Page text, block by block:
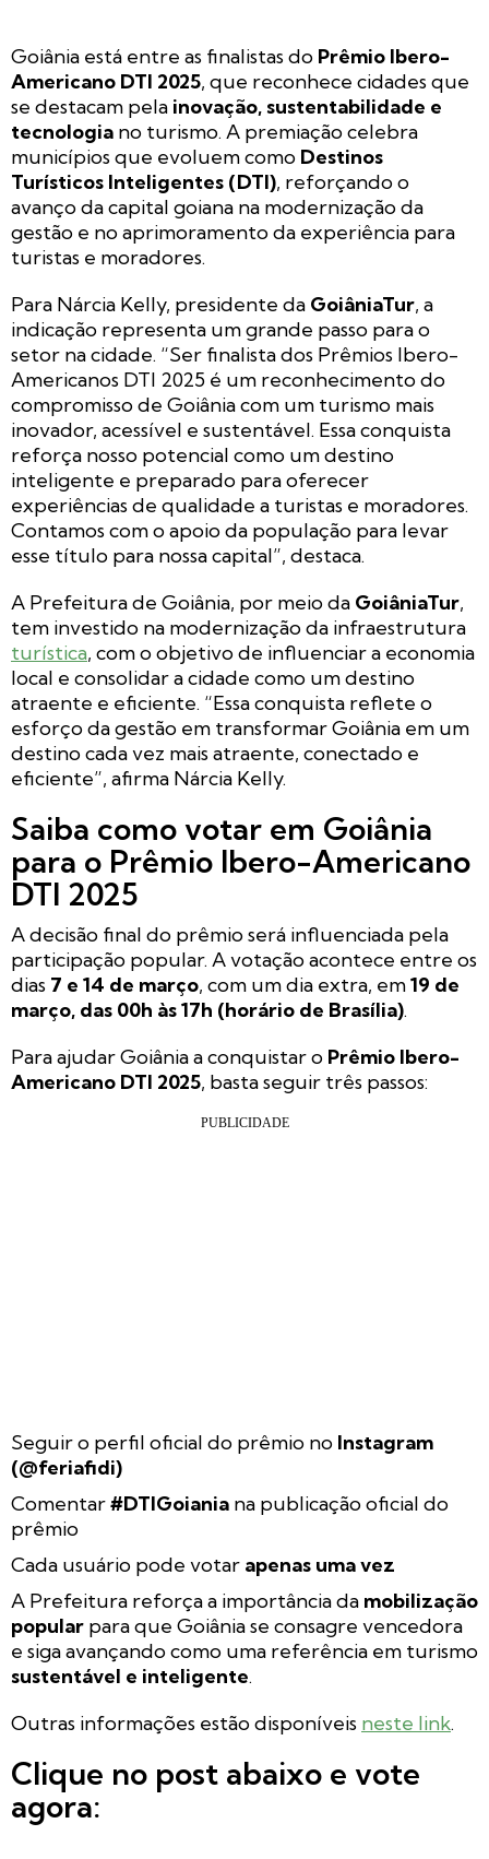
Goiânia está entre as finalistas do Prêmio Ibero-
Americano DTI 2025, que reconhece cidades que
se destacam pela inovação, sustentabilidade e
tecnologia no turismo. A premiação celebra
municípios que evoluem como Destinos
Turísticos Inteligentes (DTI), reforçando o
avanço da capital goiana na modernização da
gestão e no aprimoramento da experiência para
turistas e moradores.
Para Nárcia Kelly, presidente da GoiâniaTur, a
indicação representa um grande passo para o
setor na cidade. “Ser finalista dos Prêmios Ibero-
Americanos DTI 2025 é um reconhecimento do
compromisso de Goiânia com um turismo mais
inovador, acessível e sustentável. Essa conquista
reforça nosso potencial como um destino
inteligente e preparado para oferecer
experiências de qualidade a turistas e moradores.
Contamos com o apoio da população para levar
esse título para nossa capital”, destaca.
A Prefeitura de Goiânia, por meio da GoiâniaTur,
tem investido na modernização da infraestrutura
turística, com o objetivo de influenciar a economia
local e consolidar a cidade como um destino
atraente e eficiente. “Essa conquista reflete o
esforço da gestão em transformar Goiânia em um
destino cada vez mais atraente, conectado e
eficiente”, afirma Nárcia Kelly.
Saiba como votar em Goiânia
para o Prêmio Ibero-Americano
DTI 2025
A decisão final do prêmio será influenciada pela
participação popular. A votação acontece entre os
dias 7 e 14 de março, com um dia extra, em19 de
março, das 00h às 17h (horário de Brasília).
Para ajudar Goiânia a conquistar o Prêmio Ibero-
Americano DTI 2025, basta seguir três passos:
Seguir o perfil oficial do prêmio no Instagram
(@feriafidi)
Comentar#DTIGoiania na publicação oficial do
prêmio
Cada usuário pode votar apenas uma vez
A Prefeitura reforça a importância da mobilização
popular para que Goiânia se consagre vencedora
e siga avançando como uma referência em turismo
sustentável e inteligente.
Outras informações estão disponíveis neste link.
Clique no post abaixo e vote
agora: